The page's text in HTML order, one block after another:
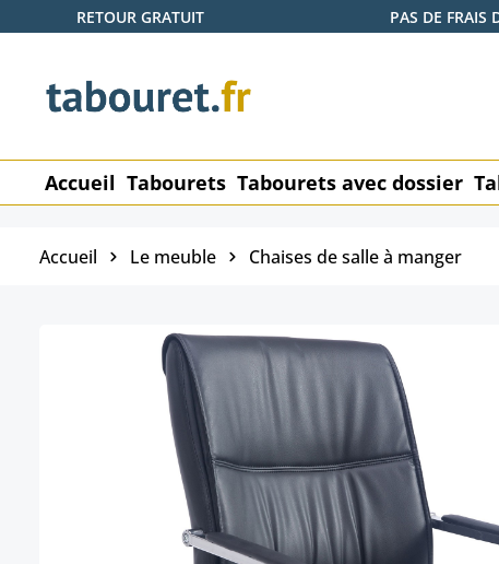
au contenu principal
Passer à la recherche
Passer à la navigation principale
RETOUR GRATUIT PAS DE FRAIS
Accueil Tabourets Tabourets avec dossier
Accueil Le meuble Chaises de salle à manger